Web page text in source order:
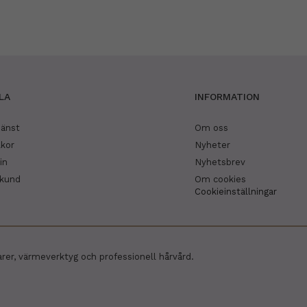
INFORMATION
Om oss
Nyheter
Nyhetsbrev
Om cookies
Cookieinställningar
värmeverktyg och professionell hårvård.